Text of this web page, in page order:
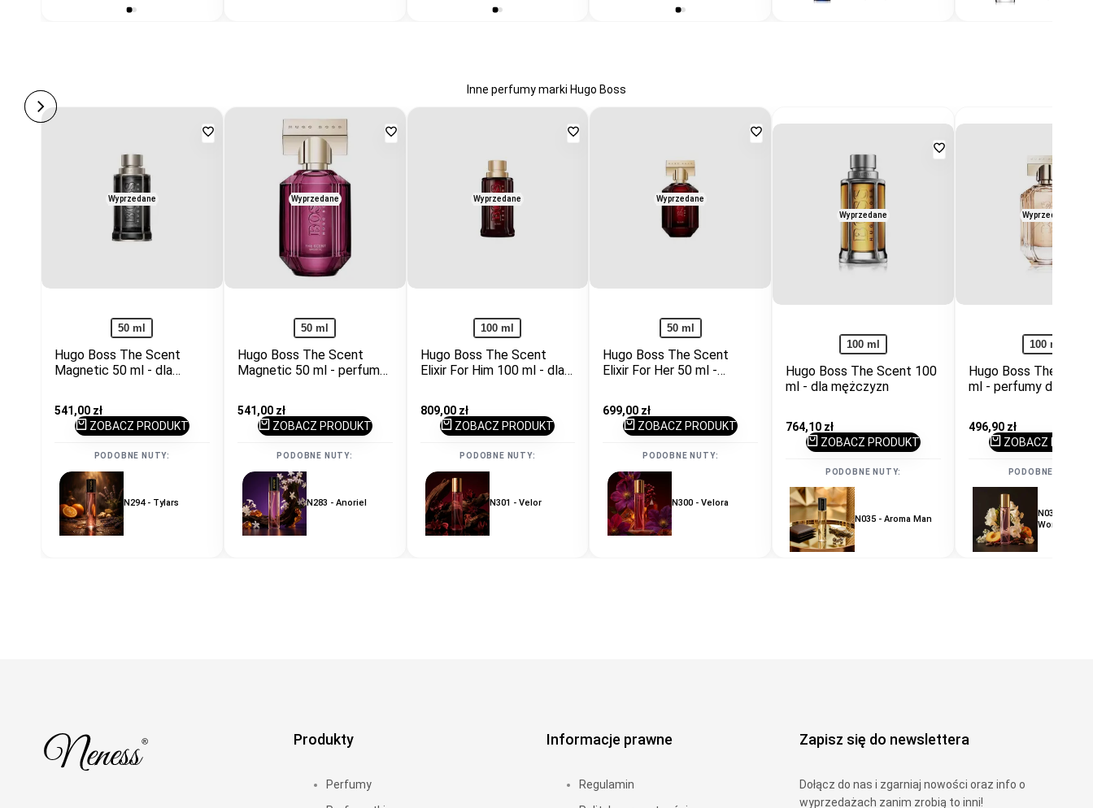
Inne perfumy marki Hugo Boss
Wyprzedane
Dodaj
50 ml
Hugo Boss The Scent
Magnetic 50 ml - dla
Cena
promocyjna
541,00 zł
ZOBACZ PRODUKT
PODOBNE NUTY:
N294 - Tylars
Wyprzedane
Dodaj
50 ml
Hugo Boss The Scent
Magnetic 50 ml - perfumy
Cena
promocyjna
541,00 zł
ZOBACZ PRODUKT
PODOBNE NUTY:
N283 - Anoriel
Wyprzedane
Dodaj
100 ml
Hugo Boss The Scent
Elixir For Him 100 ml - dla
Cena
promocyjna
809,00 zł
ZOBACZ PRODUKT
PODOBNE NUTY:
N301 - Velor
Wyprzedane
Dodaj
50 ml
Hugo Boss The Scent
Elixir For Her 50 ml -
Cena
promocyjna
699,00 zł
ZOBACZ PRODUKT
PODOBNE NUTY:
N300 - Velora
Wyprzedane
Dodaj
100 ml
Hugo Boss The Scent 100
ml - dla mężczyzn
Cena
promocyjna
764,10 zł
ZOBACZ PRODUKT
PODOBNE NUTY:
N035 - Aroma Man
Wyprzedane
100 ml
Hugo Boss The
ml - perfumy dla
Cena
promocyjna
496,90 zł
ZOBACZ
PODOBNE NUTY:
N038 - Aroma
Woman
Produkty
Perfumy
Informacje prawne
Regulamin
Zapisz się do newslettera
Dołącz do nas i zgarniaj nowości oraz info o
wyprzedażach zanim zrobią to inni!